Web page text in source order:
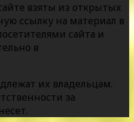
взяты из открытых
ссылку на материал в
сайта и
в
их владельцам.
за